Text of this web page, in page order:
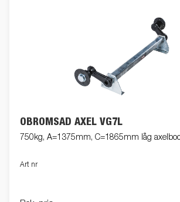
OBROMSAD AXEL VG7L
750kg, A=1375mm, C=1865mm låg
Art nr